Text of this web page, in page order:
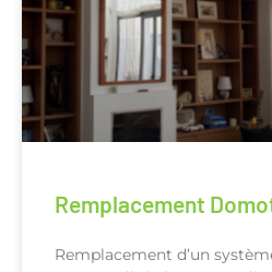
Remplacement
Remplacement d’un